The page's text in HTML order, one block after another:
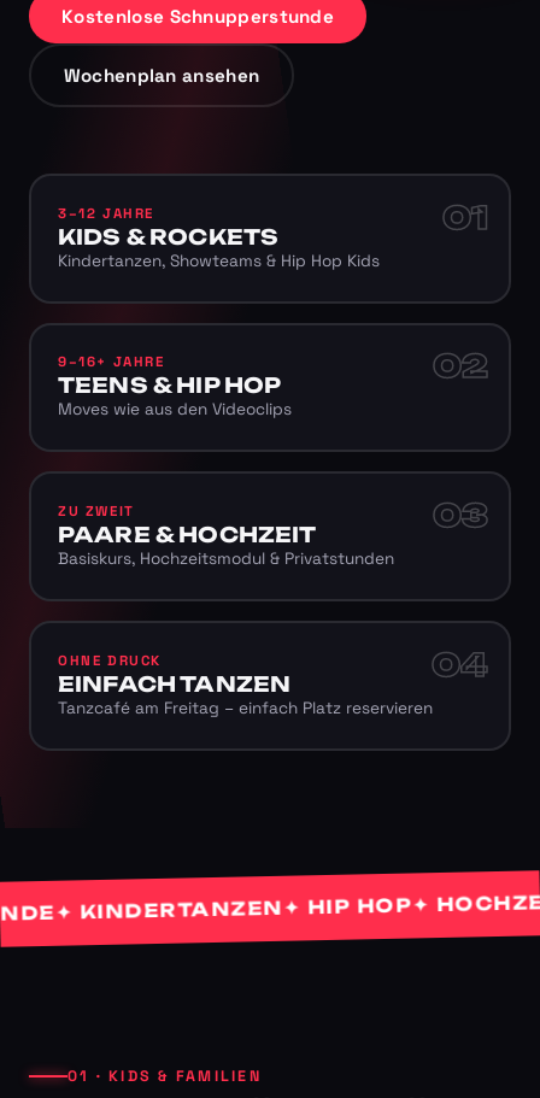
Kostenlose Schnupperstunde
Wochenplan ansehen
01
3–12 JAHRE
KIDS & ROCKETS
Kindertanzen, Showteams & Hip Hop Kids
02
9–16+ JAHRE
TEENS & HIP HOP
Moves wie aus den Videoclips
03
ZU ZWEIT
PAARE & HOCHZEIT
Basiskurs, Hochzeitsmodul & Privatstunden
04
OHNE DRUCK
EINFACH TANZEN
Tanzcafé am Freitag – einfach Platz reservieren
✦ KINDERTANZEN✦ HIP HOP✦
01 · KIDS & FAMILIEN